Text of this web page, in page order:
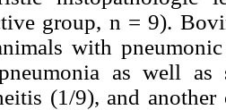
group, n = 9).
with
as well
(1/9), and